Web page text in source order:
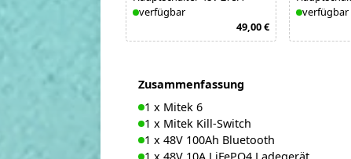
verfügbar
49,00 €
verfügbar
Zusammenfassung
1 x Mitek 6
1 x Mitek Kill-Switch
1 x 48V 100Ah Bluetooth